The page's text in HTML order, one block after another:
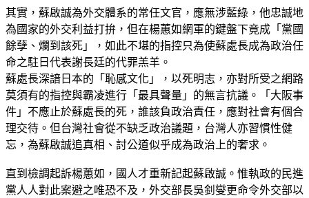
其實，蘇啟誠為外交體系的常任文官，應無涉藍綠，他忠誠地
為國家的外交利益打拚，但在楊蕙如網軍的鍵盤下竟成「黨國
餘孽、爛到該死」，如此不堪的指控只為使蘇處長成為政治任
命之駐日代表謝長廷的代罪羔羊。
蘇處長深諳日本的「恥感文化」，以死明志，亦對所受之網路
莫須有的指控與霸凌進行「最具聲量」的無言抗議。「大阪事
件」不應止於蘇處長的死，誰該負政治責任，應對社會有個合
理交待。但台灣社會從不缺乏政治議題，台灣人亦習慣性健
忘，為蘇啟誠追真相、討公道似乎成為政治上的奢求。
直到檢調起訴楊蕙如，國人才重新記起蘇啟誠。惟執政的民進
黨人人對此案避之唯恐不及，外交部長吳釗燮更命令外交部以